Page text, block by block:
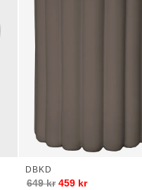
DBKD
649kr 459 kr